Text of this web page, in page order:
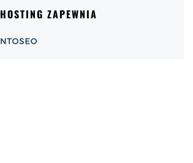
HOSTING ZAPEWNIA